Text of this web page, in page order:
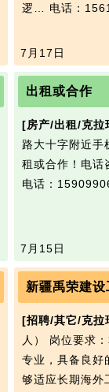
逻… 电话：
7月17日
出租或合作
[房产/出租/克拉
路大十字附近手
租或合作！电话
电话：
7月15日
新疆禹荣建设
[招聘/其它/克拉
人） 岗位要求
专业，具备良好
够适应长期海外